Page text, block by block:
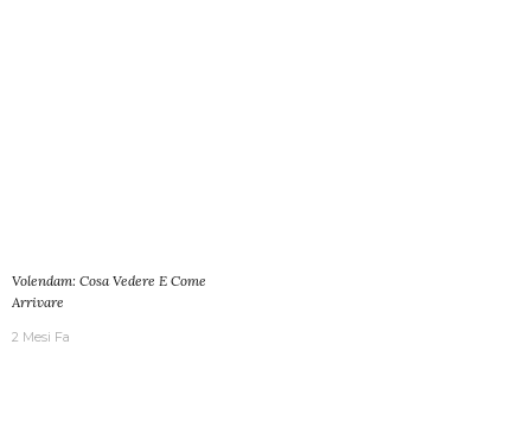
Volendam: Cosa Vedere E Come
Arrivare
2 Mesi Fa